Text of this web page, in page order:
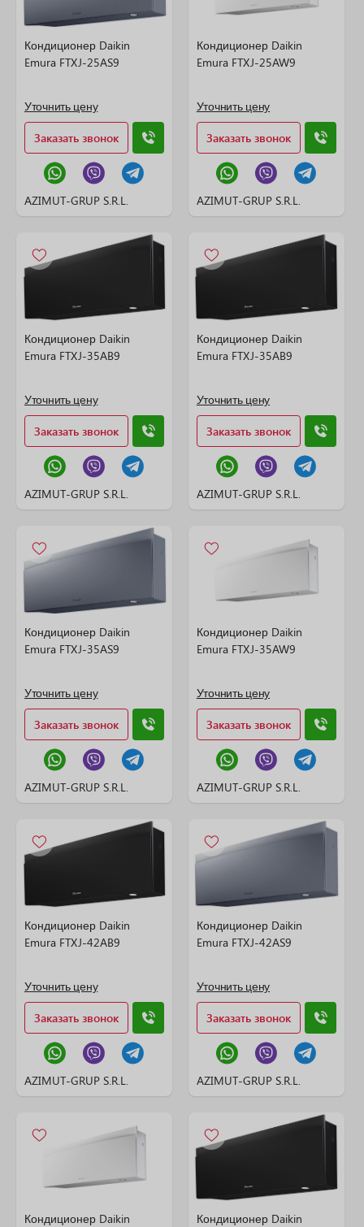
Кондиционер Daikin
Emura FTXJ-25AS9
Уточнить цену
Заказать звонок
AZIMUT-GRUP S.R.L.
Кондиционер Daikin
Emura FTXJ-25AW9
Уточнить цену
Заказать звонок
AZIMUT-GRUP S.R.L.
Кондиционер Daikin
Emura FTXJ-35AB9
Уточнить цену
Заказать звонок
AZIMUT-GRUP S.R.L.
Кондиционер Daikin
Emura FTXJ-35AB9
Уточнить цену
Заказать звонок
AZIMUT-GRUP S.R.L.
Кондиционер Daikin
Emura FTXJ-35AS9
Уточнить цену
Заказать звонок
AZIMUT-GRUP S.R.L.
Кондиционер Daikin
Emura FTXJ-35AW9
Уточнить цену
Заказать звонок
AZIMUT-GRUP S.R.L.
Кондиционер Daikin
Emura FTXJ-42AB9
Уточнить цену
Заказать звонок
AZIMUT-GRUP S.R.L.
Кондиционер Daikin
Emura FTXJ-42AS9
Уточнить цену
Заказать звонок
AZIMUT-GRUP S.R.L.
Кондиционер Daikin
Кондиционер Daikin